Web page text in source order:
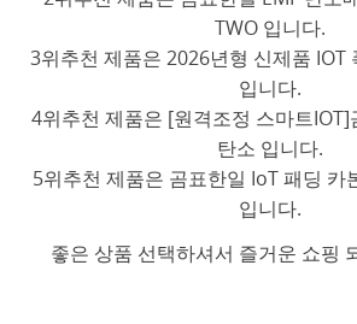
TWO 입니다.
3위추천 제품은 2026년형 신제품 IOT
입니다.
4위추천 제품은 [원격조정 스마트IOT]
탄소 입니다.
5위추천 제품은 곰표한일 IoT 패딩 카
입니다.
좋은 상품 선택하셔서 즐거운 쇼핑